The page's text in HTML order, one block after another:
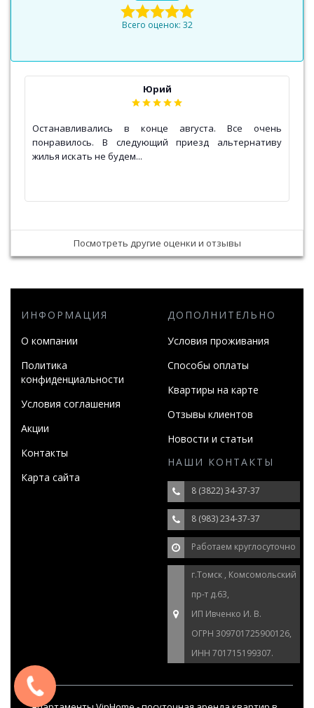
Всего оценок: 32
Юрий
Останавливались в конце августа. Все очень
понравилось. В следующий приезд альтернативу
жилья искать не будем...
Посмотреть другие оценки и отзывы
ИНФОРМАЦИЯ
О компании
Политика
конфиденциальности
Условия соглашения
Акции
Контакты
Карта сайта
ДОПОЛНИТЕЛЬНО
Условия проживания
Способы оплаты
Квартиры на карте
Отзывы клиентов
Новости и статьи
НАШИ КОНТАКТЫ
8 (3822) 34-37-37
8 (983) 234-37-37
Работаем круглосуточно
г.Томск , Комсомольский
пр-т д.63,
ИП Ивченко И. В.
ОГРН 309701725900126,
ИНН 701715199307.